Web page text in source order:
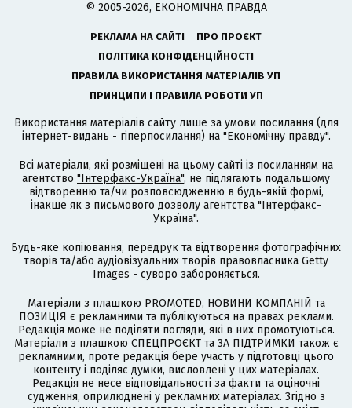
© 2005-2026, ЕКОНОМІЧНА ПРАВДА
РЕКЛАМА НА САЙТІ
ПРО ПРОЄКТ
ПОЛІТИКА КОНФІДЕНЦІЙНОСТІ
ПРАВИЛА ВИКОРИСТАННЯ МАТЕРІАЛІВ УП
ПРИНЦИПИ І ПРАВИЛА РОБОТИ УП
Використання матеріалів сайту лише за умови посилання (для
інтернет-видань - гіперпосилання) на "Економічну правду".
Всі матеріали, які розміщені на цьому сайті із посиланням на
агентство "Інтерфакс-Україна", не підлягають подальшому
відтворенню та/чи розповсюдженню в будь-якій формі,
інакше як з письмового дозволу агентства "Інтерфакс-
Україна".
Будь-яке копіювання, передрук та відтворення фотографічних
творів та/або аудіовізуальних творів правовласника Getty
Images - суворо забороняється.
Матеріали з плашкою PROMOTED, НОВИНИ КОМПАНІЙ та
ПОЗИЦІЯ є рекламними та публікуються на правах реклами.
Редакція може не поділяти погляди, які в них промотуються.
Матеріали з плашкою СПЕЦПРОЄКТ та ЗА ПІДТРИМКИ також є
рекламними, проте редакція бере участь у підготовці цього
контенту і поділяє думки, висловлені у цих матеріалах.
Редакція не несе відповідальності за факти та оціночні
судження, оприлюднені у рекламних матеріалах. Згідно з